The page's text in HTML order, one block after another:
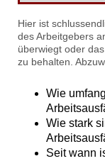
Hier ist
des Arbeitgebers
überwiegt oder
zu behalten.
Wie
Wie stark
Seit wann